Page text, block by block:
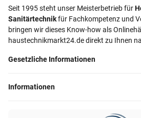
Seit 1995 steht unser Meisterbetrieb für
Sanitärtechnikfür Fachkompetenz und
bringen wir dieses Know-how als
haustechnikmarkt24.de direkt zu Ihnen
Gesetzliche Informationen
Informationen